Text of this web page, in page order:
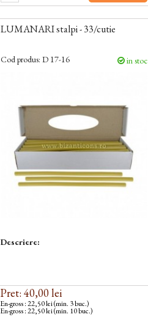
LUMANARI stalpi - 33/cutie
Cod produs: D 17-16 in stoc
Descriere:
Pret: 40,00 lei
En-gross : 22,50 lei (min. 3 buc.)
En-gross : 22,50 lei (min. 10 buc.)